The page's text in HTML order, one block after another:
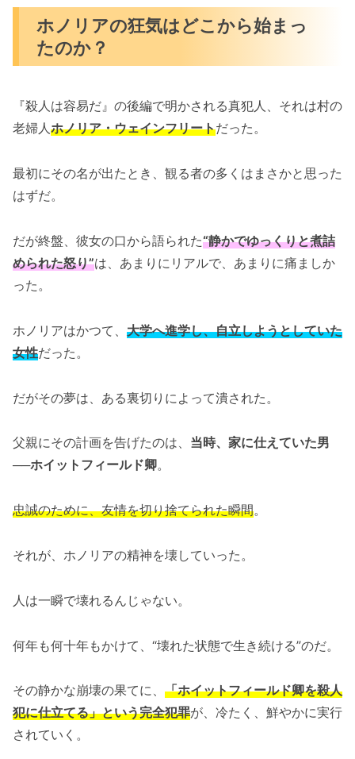
ホノリアの狂気はどこから始まっ
たのか？
『殺人は容易だ』の後編で明かされる真犯人、それは村の
老婦人ホノリア・ウェインフリートだった。
最初にその名が出たとき、観る者の多くはまさかと思った
はずだ。
だが終盤、彼女の口から語られた“静かでゆっくりと煮詰
められた怒り”は、あまりにリアルで、あまりに痛ましか
った。
ホノリアはかつて、 大学へ進学し、自立しようとしていた
女性だった。
だがその夢は、ある裏切りによって潰された。
父親にその計画を告げたのは、 当時、家に仕えていた男
──ホイットフィールド卿。
忠誠のために、友情を切り捨てられた瞬間。
それが、ホノリアの精神を壊していった。
人は一瞬で壊れるんじゃない。
何年も何十年もかけて、“壊れた状態で生き続ける”のだ。
その静かな崩壊の果てに、 「ホイットフィールド卿を殺人
犯に仕立てる」という完全犯罪が、冷たく、鮮やかに実行
されていく。